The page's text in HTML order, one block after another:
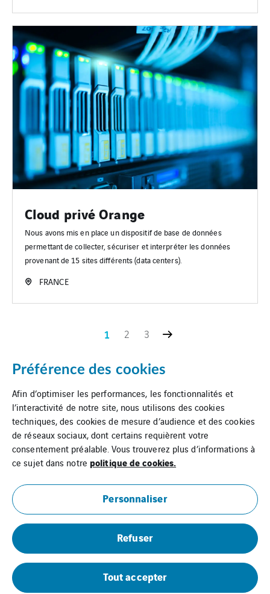
Cloud privé Orange
Nous avons mis en place un dispositif de base de données
permettant de collecter, sécuriser et interpréter les données
provenant de 15 sites différents (data centers).
FRANCE
1 2 3
Mentions légales
Cookies
Plan du site
Préférence des cookies
Afin d’optimiser les performances, les fonctionnalités et
l’interactivité de notre site, nous utilisons des cookies
techniques, des cookies de mesure d’audience et des cookies
de réseaux sociaux, dont certains requièrent votre
consentement préalable. Vous trouverez plus d’informations à
ce sujet dans notre politique de cookies.
Personnaliser
Refuser
Tout accepter